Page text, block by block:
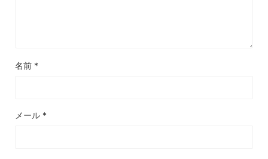
名前 *
メール *